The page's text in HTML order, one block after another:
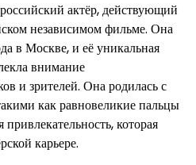
актёр, действующий
независимом фильме. Она
в Москве, и её уникальная
внимание
и зрителей. Она родилась с
как равновеликие пальцы
которая
карьере.